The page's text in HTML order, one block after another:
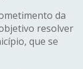
da
resolver
que se